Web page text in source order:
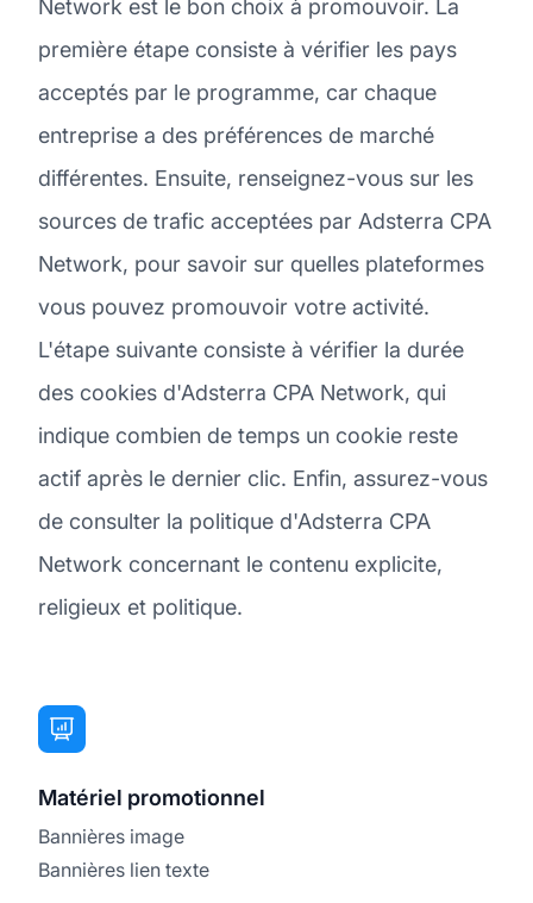
Network est le bon choix à promouvoir. La
première étape consiste à vérifier les pays
acceptés par le programme, car chaque
entreprise a des préférences de marché
différentes. Ensuite, renseignez-vous sur les
sources de trafic acceptées par Adsterra CPA
Network, pour savoir sur quelles plateformes
vous pouvez promouvoir votre activité.
L'étape suivante consiste à vérifier la durée
des cookies d'Adsterra CPA Network, qui
indique combien de temps un cookie reste
actif après le dernier clic. Enfin, assurez-vous
de consulter la politique d'Adsterra CPA
Network concernant le contenu explicite,
religieux et politique.
Matériel promotionnel
Bannières image
Bannières lien texte